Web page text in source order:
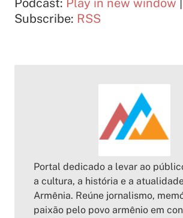
áudio
Podcast: Play in new window
Subscribe: RSS
Portal dedicado a levar ao
a cultura, a história e a
Armênia. Reúne jornalismo,
paixão pelo povo armênio em